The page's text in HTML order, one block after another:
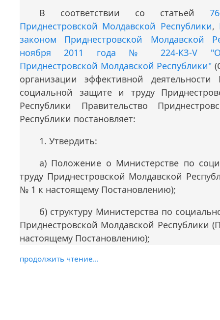
В соответствии со статьей
Приднестровской Молдавской Республики,
законом Приднестровской Молдавской
ноября 2011 года № 224-КЗ-V "О
Приднестровской Молдавской Республики"
организации эффективной деятельности
социальной защите и труду
Республики Правительство
Республики постановляет:
1. Утвердить:
а) Положение о Министерстве по
труду Приднестровской Молдавской
№ 1 к настоящему Постановлению);
б) структуру Министерства по
Приднестровской Молдавской Республики
настоящему Постановлению);
продолжить чтение...